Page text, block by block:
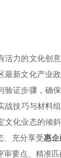
活力的文化创
最新文化产业
验证步骤，确
战技巧与材料
文化业态的倾
、充分享受惠
审要点、精准